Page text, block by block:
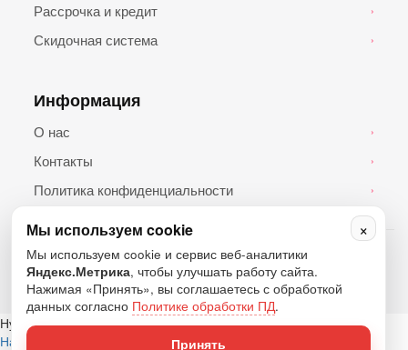
Рассрочка и кредит ›
Скидочная система ›
Информация
О нас ›
Контакты ›
Политика конфиденциальности ›
© 2026 Топ Андроид. Все права защищены.
×
Мы используем cookie
Мы используем cookie и сервис веб-аналитики
Яндекс.Метрика, чтобы улучшать работу сайта.
Нажимая «Принять», вы соглашаетесь с обработкой
данных согласно Политике обработки ПД.
Принять
Нужна помощь?
Написать в Telegram
Написать в WhatsApp